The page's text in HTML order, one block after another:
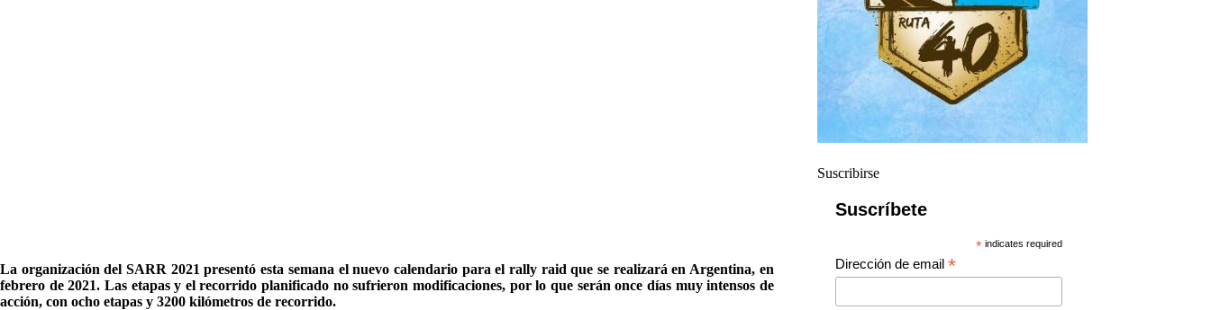
La organización del SARR 2021 presentó esta semana el nuevo calendario para el rally raid que se realizará en Argentina, en
febrero de 2021. Las etapas y el recorrido planificado no sufrieron modificaciones, por lo que serán once días muy intensos de
acción, con ocho etapas y 3200 kilómetros de recorrido.
Suscribirse
Suscríbete
* indicates required
Dirección de email*